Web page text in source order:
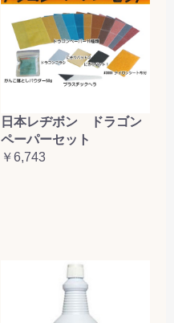
日本レヂボン ドラゴン
ペーパーセット
￥6,743